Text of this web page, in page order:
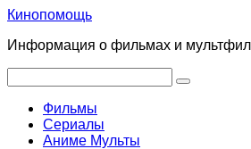
Перейти
контенту
Кинопомощь
Информация о фильмах и
Фильмы
Сериалы
Аниме Мульты